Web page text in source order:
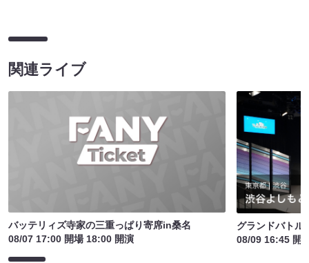
関連ライブ
バッテリィズ寺家の三重っぱり寄席in桑名
08/07 17:00 開場 18:00 開演
グランドバトル
08/09 16:45 開